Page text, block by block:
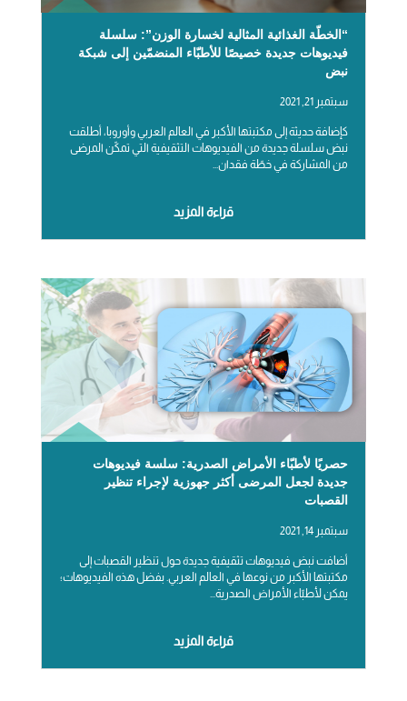
“الخطّة الغذائية المثالية لخسارة الوزن”: سلسلة
فيديوهات جديدة خصيصًا للأطبّاء المنضمّين إلى شبكة
نبض
سبتمبر 21, 2021
كإضافة حديثة إلى مكتبتها الأكبر في العالم العربي وأوروبا، أطلقت
نبض سلسلة جديدة من الفيديوهات التثقيفية التي تمكّن المرضى
من المشاركة في خطّة فقدان...
قراءة المزيد
حصريًا لأطبّاء الأمراض الصدرية: سلسة فيديوهات
جديدة لجعل المرضى أكثر جهوزية لإجراء تنظير
القصبات
سبتمبر 14, 2021
أضافت نبض فيديوهات تثقيفية جديدة حول تنظير القصبات إلى
مكتبتها الأكبر من نوعها في العالم العربي. بفضل هذه الفيديوهات؛
يمكن لأطبّاء الأمراض الصدرية...
قراءة المزيد